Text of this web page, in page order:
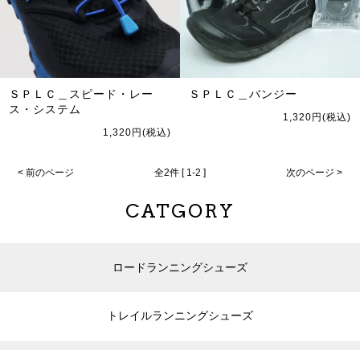
ＳＰＬＣ＿スピード・レー
ス・システム
1,320円(税込)
ＳＰＬＣ＿バンジー
1,320円(税込)
< 前のページ 全2件 [ 1-2 ] 次のページ >
CATGORY
ロードランニングシューズ
トレイルランニングシューズ